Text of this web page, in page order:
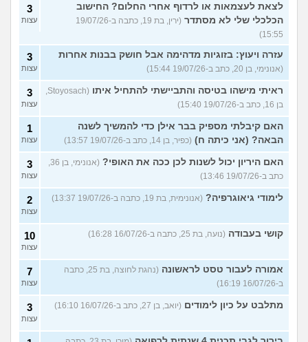
לצאת לעצמאות או לרדוף אחרי החלום? החישוב
הכלכלי שלי לא מסתדר
(ירין, בת 19, כתבה ב-19/07/26
15:55)
3
עצות
עזרה ויעוץ: בזוגיות מדהימה אבל חושק בבנות אחרות
(אנונימי, בן 20, כתב ב-19/07/26 15:44)
3
עצות
ראיתי מישהו בטיסה והתביישתי להתחיל איתו
(Stoyosach,
בן 16, כתב ב-19/07/26 15:40)
3
עצות
האם קיבלתי מספיק בבר אילן כדי להמשיך לשנה
הבאה? (אני כיתה ח) (כפיר, בן 14, כתב ב-19/07/26 13:57)
1
עצות
האם היריון יכול לשנות לכן ככה את האופי?
(אנונימי, בן 36,
כתב ב-19/07/26 13:46)
3
עצות
לימודי גיאוגרפיה? (אנונימית, בת 19, כתבה ב-19/07/26 13:37) 2
עצות
קושי בעבודה (נועה, בת 25, כתבה ב-16/07/26 16:28) 10
עצות
אמורה לעבור טסט לראשונה
(נהגת לחוצה, בת 25, כתבה
ב-16/07/26 16:19)
7
עצות
מתלבט על כיון לימודים (יואב, בן 27, כתב ב-16/07/26 16:10) 3
עצות